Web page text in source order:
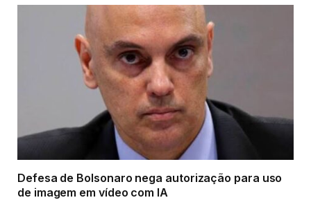
Defesa de Bolsonaro nega autorização para uso
de imagem em vídeo com IA